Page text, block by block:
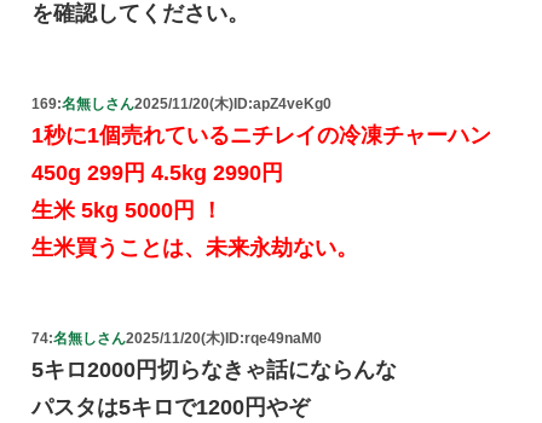
を確認してください。
169:名無しさん2025/11/20(木)ID:apZ4veKg0
1秒に1個売れているニチレイの冷凍チャーハン
450g 299円 4.5kg 2990円
生米 5kg 5000円 ！
生米買うことは、未来永劫ない。
74:名無しさん2025/11/20(木)ID:rqe49naM0
5キロ2000円切らなきゃ話にならんな
パスタは5キロで1200円やぞ